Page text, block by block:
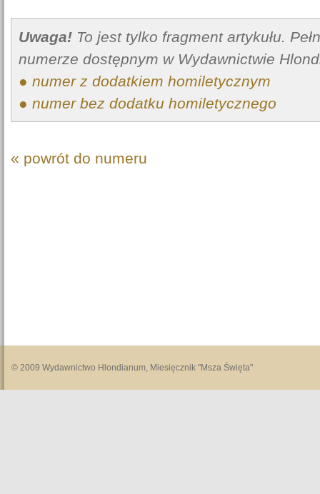
Uwaga! To jest tylko fragment artykułu.
numerze dostępnym w Wydawnictwie
● numer z dodatkiem homiletycznym
● numer bez dodatku homiletycznego
« powrót do numeru
© 2009 Wydawnictwo Hlondianum, Miesięcznik "Msza Święta"